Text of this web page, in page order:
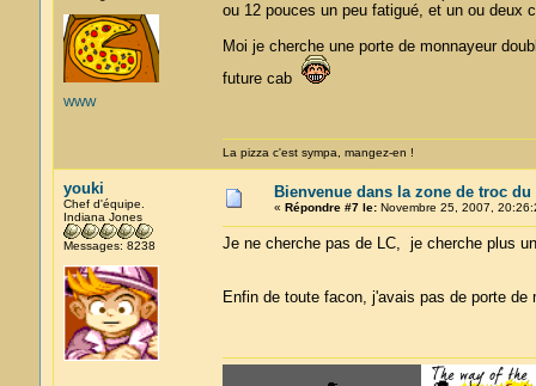
WWW
ou 12 pouces un peu fatigué, et un ou deux
Moi je cherche une porte de monnayeur
future cab
La pizza c'est sympa, mangez-en !
youki
Chef d'équipe.
Indiana Jones
Messages: 8238
Bienvenue dans la zone de troc
« Répondre #7 le:Novembre 25, 2007,
Je ne cherche pas de LC, je cherche plus
Enfin de toute facon, j'avais pas de porte de